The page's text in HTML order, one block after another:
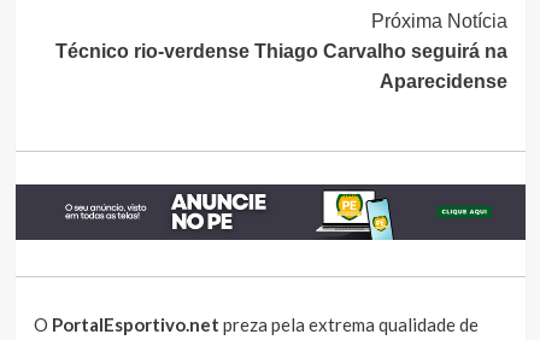
Próxima Notícia
Técnico rio-verdense Thiago Carvalho seguirá na
Aparecidense
O PortalEsportivo.net preza pela extrema qualidade de